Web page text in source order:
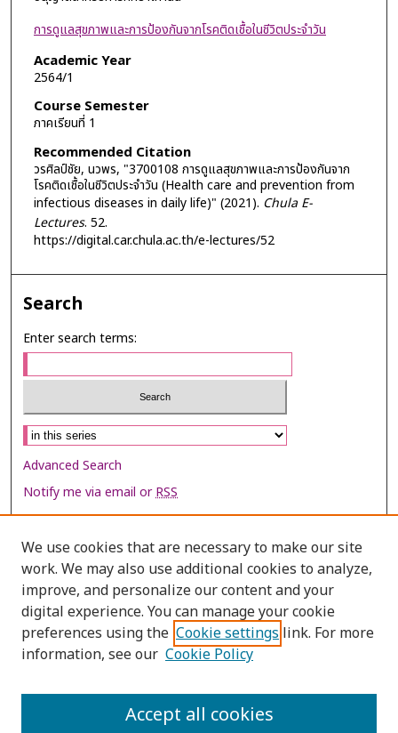
การดูแลสุขภาพและการป้องกันจากโรคติดเชื้อในชีวิตประจำวัน
Academic Year
2564/1
Course Semester
ภาคเรียนที่ 1
Recommended Citation
วรศิลป์ชัย, นวพร, "3700108 การดูแลสุขภาพและการป้องกันจาก
โรคติดเชื้อในชีวิตประจำวัน (Health care and prevention from
infectious diseases in daily life)" (2021). Chula E-
Lectures. 52.
https://digital.car.chula.ac.th/e-lectures/52
Search
Enter search terms:
Select context to search:
Advanced Search
Notify me via email orRSS
Browse
Collections
Disciplines
Authors
Author Corner
We use cookies that are necessary to make our site
work. We may also use additional cookies to analyze,
improve, and personalize our content and your
digital experience. You can manage your cookie
preferences using the Cookie settings link. For more
information, see our Cookie Policy
Accept all cookies